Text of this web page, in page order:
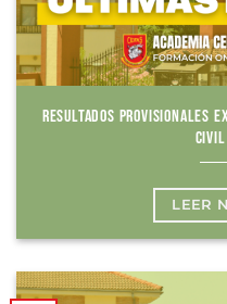
RESULTADOS PROVISIONALES
LEER